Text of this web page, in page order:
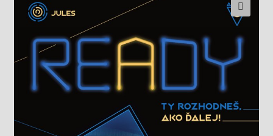
Pripravujeme
Pre školy
Knižný klub
Kontakt